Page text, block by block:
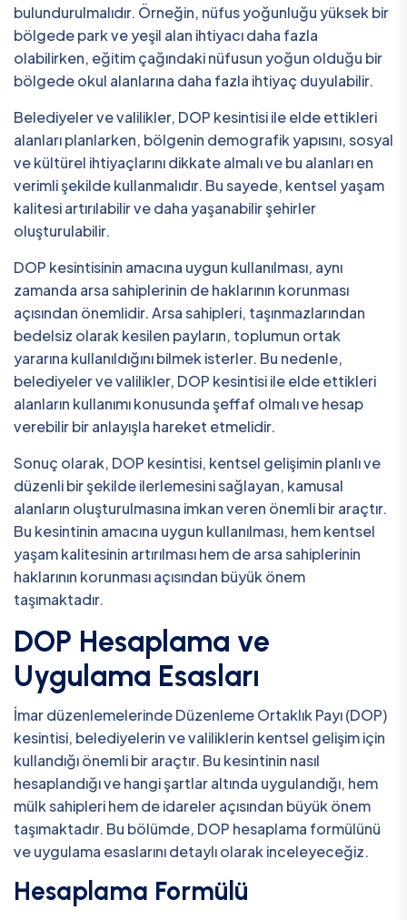
bulundurulmalıdır. Örneğin, nüfus yoğunluğu yüksek bir
bölgede park ve yeşil alan ihtiyacı daha fazla
olabilirken, eğitim çağındaki nüfusun yoğun olduğu bir
bölgede okul alanlarına daha fazla ihtiyaç duyulabilir.
Belediyeler ve valilikler, DOP kesintisi ile elde ettikleri
alanları planlarken, bölgenin demografik yapısını, sosyal
ve kültürel ihtiyaçlarını dikkate almalı ve bu alanları en
verimli şekilde kullanmalıdır. Bu sayede, kentsel yaşam
kalitesi artırılabilir ve daha yaşanabilir şehirler
oluşturulabilir.
DOP kesintisinin amacına uygun kullanılması, aynı
zamanda arsa sahiplerinin de haklarının korunması
açısından önemlidir. Arsa sahipleri, taşınmazlarından
bedelsiz olarak kesilen payların, toplumun ortak
yararına kullanıldığını bilmek isterler. Bu nedenle,
belediyeler ve valilikler, DOP kesintisi ile elde ettikleri
alanların kullanımı konusunda şeffaf olmalı ve hesap
verebilir bir anlayışla hareket etmelidir.
Sonuç olarak, DOP kesintisi, kentsel gelişimin planlı ve
düzenli bir şekilde ilerlemesini sağlayan, kamusal
alanların oluşturulmasına imkan veren önemli bir araçtır.
Bu kesintinin amacına uygun kullanılması, hem kentsel
yaşam kalitesinin artırılması hem de arsa sahiplerinin
haklarının korunması açısından büyük önem
taşımaktadır.
DOP Hesaplama ve
Uygulama Esasları
İmar düzenlemelerinde Düzenleme Ortaklık Payı (DOP)
kesintisi, belediyelerin ve valiliklerin kentsel gelişim için
kullandığı önemli bir araçtır. Bu kesintinin nasıl
hesaplandığı ve hangi şartlar altında uygulandığı, hem
mülk sahipleri hem de idareler açısından büyük önem
taşımaktadır. Bu bölümde, DOP hesaplama formülünü
ve uygulama esaslarını detaylı olarak inceleyeceğiz.
Hesaplama Formülü